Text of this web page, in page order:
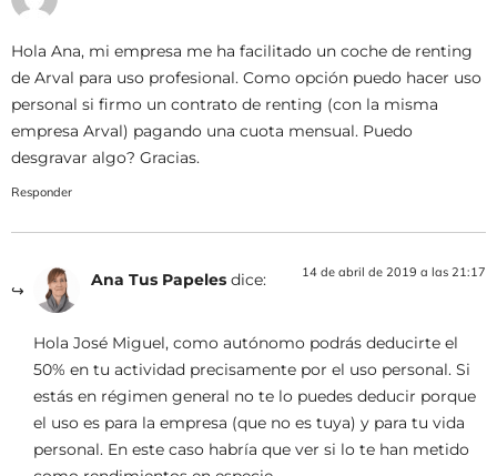
Hola Ana, mi empresa me ha facilitado un coche de renting
de Arval para uso profesional. Como opción puedo hacer uso
personal si firmo un contrato de renting (con la misma
empresa Arval) pagando una cuota mensual. Puedo
desgravar algo? Gracias.
Responder
Ana Tus Papeles dice: 14 de abril de 2019 a las 21:17
Hola José Miguel, como autónomo podrás deducirte el
50% en tu actividad precisamente por el uso personal. Si
estás en régimen general no te lo puedes deducir porque
el uso es para la empresa (que no es tuya) y para tu vida
personal. En este caso habría que ver si lo te han metido